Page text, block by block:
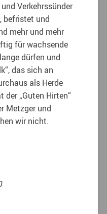
Verkehrssünder
befristet und
mehr und mehr
für wachsende
dürfen und
das sich an
als Herde
der „Guten Hirten“
Metzger und
wir nicht.